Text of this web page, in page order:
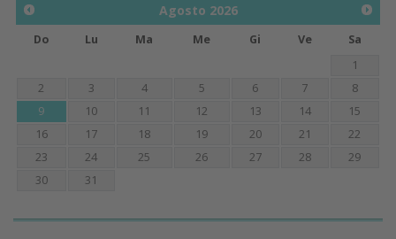
Agosto 2026
Do Lu Ma Me Gi Ve
Sa
1
2
3 4 5 6 7
8
9
10 11 12 13 14
15
16
17 18 19 20 21
22
23
24 25 26 27 28
29
30
31